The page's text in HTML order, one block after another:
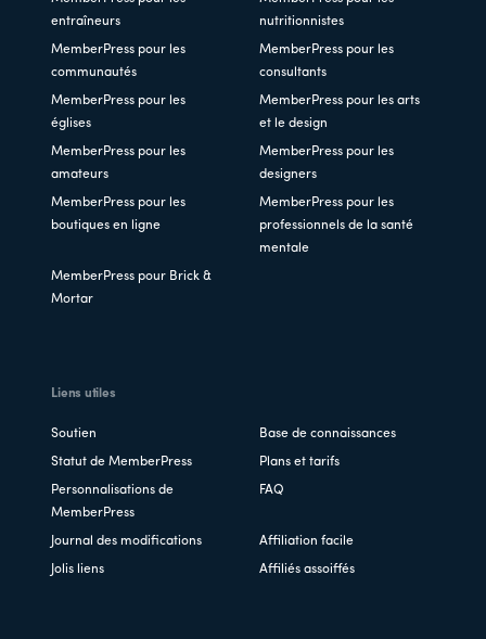
entraîneurs
nutritionnistes
MemberPress pour les
communautés
MemberPress pour les
consultants
MemberPress pour les
églises
MemberPress pour les arts
et le design
MemberPress pour les
amateurs
MemberPress pour les
designers
MemberPress pour les
boutiques en ligne
MemberPress pour les
professionnels de la santé
mentale
MemberPress pour Brick &
Mortar
Liens utiles
Soutien Base de connaissances
Statut de MemberPress Plans et tarifs
Personnalisations de
MemberPress
FAQ
Journal des modifications Affiliation facile
Jolis liens Affiliés assoiffés